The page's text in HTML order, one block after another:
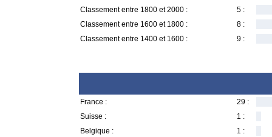
Classement entre 1800 et 2000 :
5 :
Classement entre 1600 et 1800 :
8 :
Classement entre 1400 et 1600 :
9 :
France :
29 :
Suisse :
1 :
Belgique :
1 :